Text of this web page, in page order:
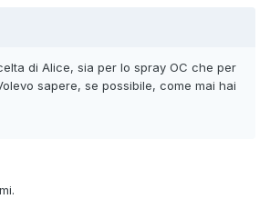
di Alice, sia per lo spray OC che per
sapere, se possibile, come mai hai